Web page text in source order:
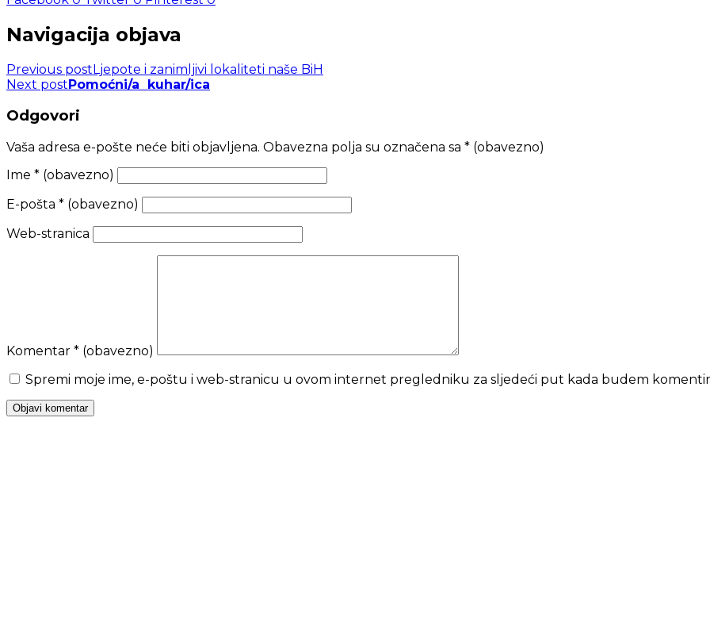
Navigacija objava
Previous postLjepote i zanimljivi lokaliteti naše BiH
Next postPomoćni/a kuhar/ica
Odgovori
Vaša adresa e-pošte neće biti objavljena. Obavezna polja su označena sa * (obavezno)
Ime * (obavezno)
E-pošta * (obavezno)
Web-stranica
Komentar * (obavezno)
Spremi moje ime, e-poštu i web-stranicu u ovom internet pregledniku za sljedeći put kada budem